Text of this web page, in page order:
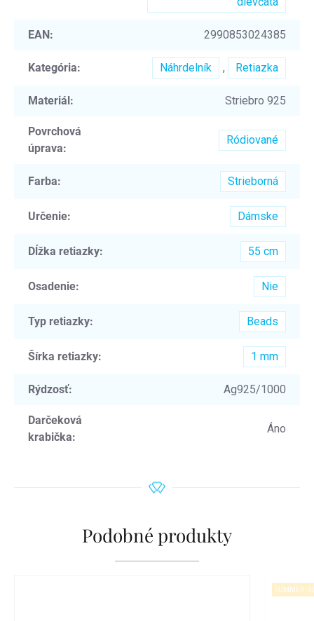
EAN: 2990853024385
Kategória: Náhrdelník , Retiazka
Materiál: Striebro 925
Povrchová
úprava:
Ródiované
Farba: Strieborná
Určenie: Dámske
Dĺžka retiazky: 55 cm
Osadenie: Nie
Typ retiazky: Beads
Šírka retiazky: 1 mm
Rýdzosť: Ag925/1000
Darčeková
krabička:
Áno
Podobné produkty
SUMMER -